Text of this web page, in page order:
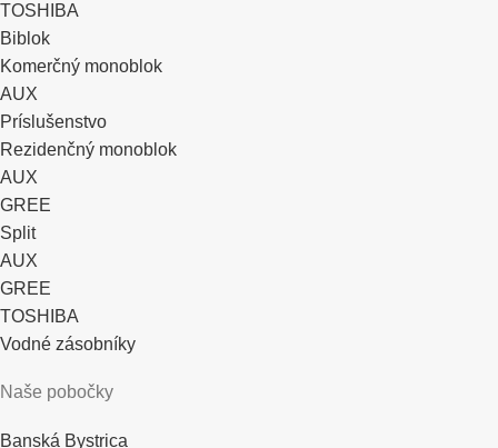
TOSHIBA
Biblok
Komerčný monoblok
AUX
Príslušenstvo
Rezidenčný monoblok
AUX
GREE
Split
AUX
GREE
TOSHIBA
Vodné zásobníky
Naše pobočky
Banská Bystrica